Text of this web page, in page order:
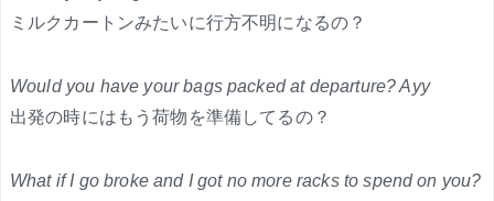
ミルクカートンみたいに行方不明になるの？
Would you have your bags packed at departure? Ayy
出発の時にはもう荷物を準備してるの？
What if I go broke and I got no more racks to spend on you?